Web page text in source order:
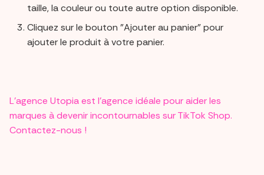
taille, la couleur ou toute autre option disponible.
Cliquez sur le bouton "Ajouter au panier" pour
ajouter le produit à votre panier.
L’agence Utopia est l’agence idéale pour aider les
marques à devenir incontournables sur TikTok Shop.
Contactez-nous !